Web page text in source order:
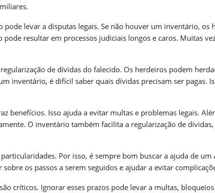
levar a disputas legais. Se não houver um inventário, os
resultar em processos judiciais longos e caros. Muitas
de dívidas do falecido. Os herdeiros podem
inventário, é difícil saber quais dívidas precisam ser pagas.
benefícios. Isso ajuda a evitar multas e problemas legais.
O inventário também facilita a regularização de
Por isso, é sempre bom buscar a ajuda de um
os passos a serem seguidos e ajudar a evitar
críticos. Ignorar esses prazos pode levar a multas,